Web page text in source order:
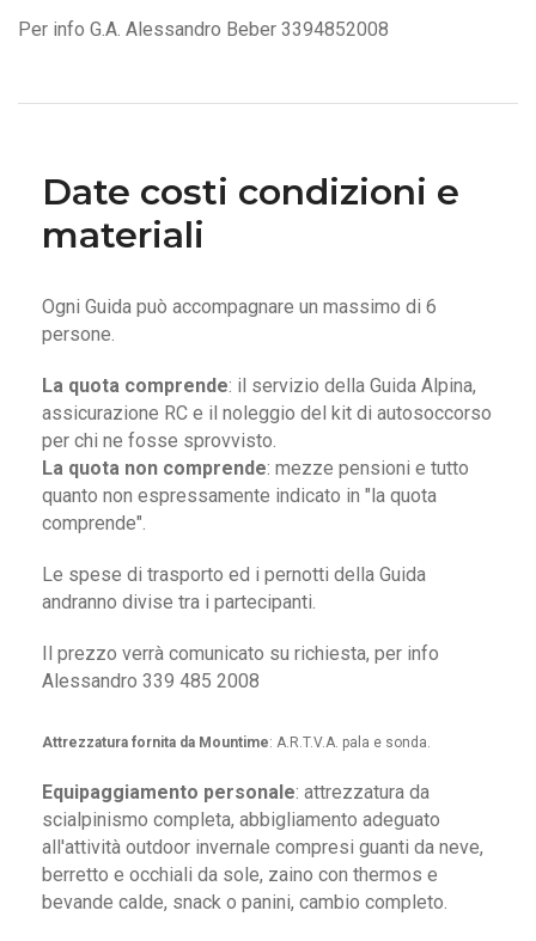
Per info G.A. Alessandro Beber 3394852008
Date costi condizioni e
materiali
Ogni Guida può accompagnare un massimo di 6
persone.
La quota comprende: il servizio della Guida Alpina,
assicurazione RC e il noleggio del kit di autosoccorso
per chi ne fosse sprovvisto.
La quota non comprende: mezze pensioni e tutto
quanto non espressamente indicato in "la quota
comprende".
Le spese di trasporto ed i pernotti della Guida
andranno divise tra i partecipanti.
Il prezzo verrà comunicato su richiesta, per info
Alessandro 339 485 2008
Attrezzatura fornita da Mountime: A.R.T.V.A. pala e sonda.
Equipaggiamento personale: attrezzatura da
scialpinismo completa, abbigliamento adeguato
all'attività outdoor invernale compresi guanti da neve,
berretto e occhiali da sole, zaino con thermos e
bevande calde, snack o panini, cambio completo.